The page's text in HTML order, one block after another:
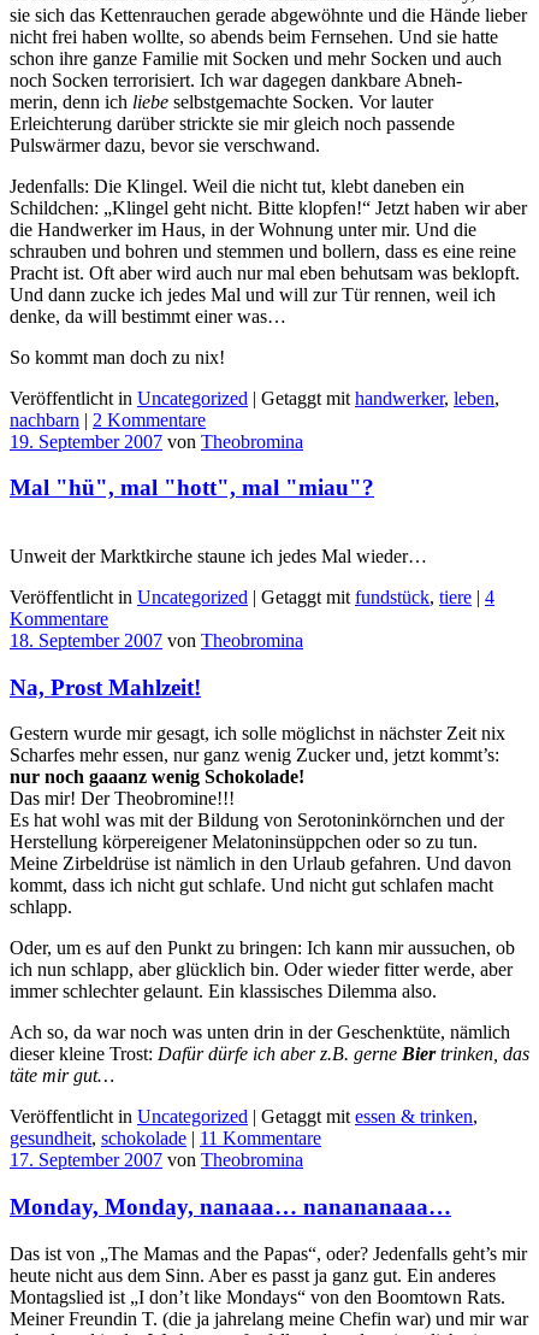
sie sich das Kettenrauchen gerade abgewöhnte und die Hände lieber
nicht frei haben wollte, so abends beim Fernsehen. Und sie hatte
schon ihre ganze Familie mit Socken und mehr Socken und auch
noch Socken terrorisiert. Ich war dagegen dankbare Abneh-
merin, denn ich liebe selbstgemachte Socken. Vor lauter
Erleichterung darüber strickte sie mir gleich noch passende
Pulswärmer dazu, bevor sie verschwand.
Jedenfalls: Die Klingel. Weil die nicht tut, klebt daneben ein
Schildchen: „Klingel geht nicht. Bitte klopfen!“ Jetzt haben wir aber
die Handwerker im Haus, in der Wohnung unter mir. Und die
schrauben und bohren und stemmen und bollern, dass es eine reine
Pracht ist. Oft aber wird auch nur mal eben behutsam was beklopft.
Und dann zucke ich jedes Mal und will zur Tür rennen, weil ich
denke, da will bestimmt einer was…
So kommt man doch zu nix!
Veröffentlicht in Uncategorized | Getaggt mit handwerker, leben,
nachbarn | 2 Kommentare
19. September 2007 von Theobromina
Mal "hü", mal "hott", mal "miau"?
Unweit der Marktkirche staune ich jedes Mal wieder…
Veröffentlicht in Uncategorized | Getaggt mit fundstück, tiere | 4
Kommentare
18. September 2007 von Theobromina
Na, Prost Mahlzeit!
Gestern wurde mir gesagt, ich solle möglichst in nächster Zeit nix
Scharfes mehr essen, nur ganz wenig Zucker und, jetzt kommt’s:
nur noch gaaanz wenig Schokolade!
Das mir! Der Theobromine!!!
Es hat wohl was mit der Bildung von Serotoninkörnchen und der
Herstellung körpereigener Melatoninsüppchen oder so zu tun.
Meine Zirbeldrüse ist nämlich in den Urlaub gefahren. Und davon
kommt, dass ich nicht gut schlafe. Und nicht gut schlafen macht
schlapp.
Oder, um es auf den Punkt zu bringen: Ich kann mir aussuchen, ob
ich nun schlapp, aber glücklich bin. Oder wieder fitter werde, aber
immer schlechter gelaunt. Ein klassisches Dilemma also.
Ach so, da war noch was unten drin in der Geschenktüte, nämlich
dieser kleine Trost: Dafür dürfe ich aber z.B. gerne Biertrinken, das
täte mir gut…
Veröffentlicht in Uncategorized | Getaggt mitessen & trinken,
gesundheit, schokolade | 11 Kommentare
17. September 2007 von Theobromina
Monday, Monday, nanaaa… nanananaaa…
Das ist von „The Mamas and the Papas“, oder? Jedenfalls geht’s mir
heute nicht aus dem Sinn. Aber es passt ja ganz gut. Ein anderes
Montagslied ist „I don’t like Mondays“ von den Boomtown Rats.
Meiner Freundin T. (die ja jahrelang meine Chefin war) und mir war